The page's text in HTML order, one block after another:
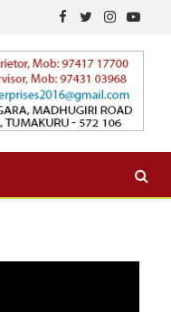
Facebook
TwitterInstagram